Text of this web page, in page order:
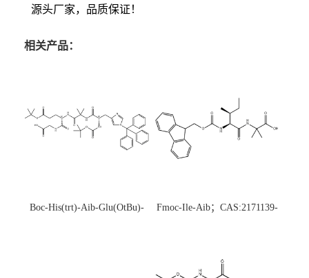
源头厂家，品质保证！
相关产品：
Boc-His(trt)-Aib-Glu(OtBu)-
Fmoc-Ile-Aib；CAS:2171139-